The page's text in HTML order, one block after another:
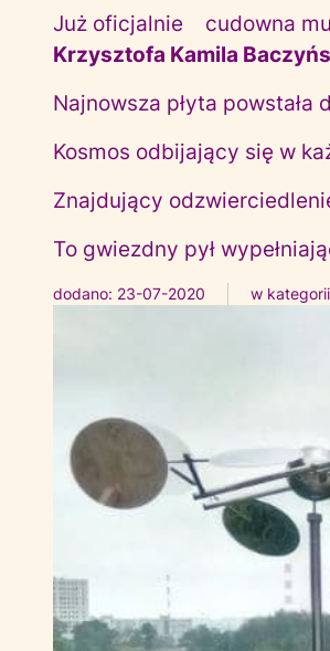
Już oficjalnie
cudowna
Krzysztofa Kamila
Najnowsza płyta
Kosmos odbijający się w
Znajdujący
To gwiezdny pył
dodano: 23-07-2020 w kategorii